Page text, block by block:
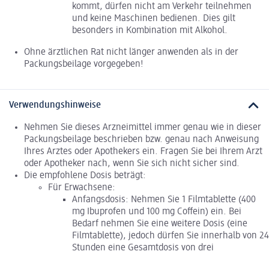
kommt, dürfen nicht am Verkehr teilnehmen
und keine Maschinen bedienen. Dies gilt
besonders in Kombination mit Alkohol.
Ohne ärztlichen Rat nicht länger anwenden als in der
Packungsbeilage vorgegeben!
Verwendungshinweise
Nehmen Sie dieses Arzneimittel immer genau wie in dieser
Packungsbeilage beschrieben bzw. genau nach Anweisung
Ihres Arztes oder Apothekers ein. Fragen Sie bei Ihrem Arzt
oder Apotheker nach, wenn Sie sich nicht sicher sind.
Die empfohlene Dosis beträgt:
Für Erwachsene:
Anfangsdosis: Nehmen Sie 1 Filmtablette (400
mg Ibuprofen und 100 mg Coffein) ein. Bei
Bedarf nehmen Sie eine weitere Dosis (eine
Filmtablette), jedoch dürfen Sie innerhalb von 24
Stunden eine Gesamtdosis von drei